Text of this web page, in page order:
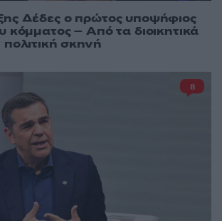
Δέδες ο πρώτος υποψήφιος
κόμματος – Από τα διοικητικά
σκηνή
8